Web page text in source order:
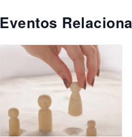
Eventos